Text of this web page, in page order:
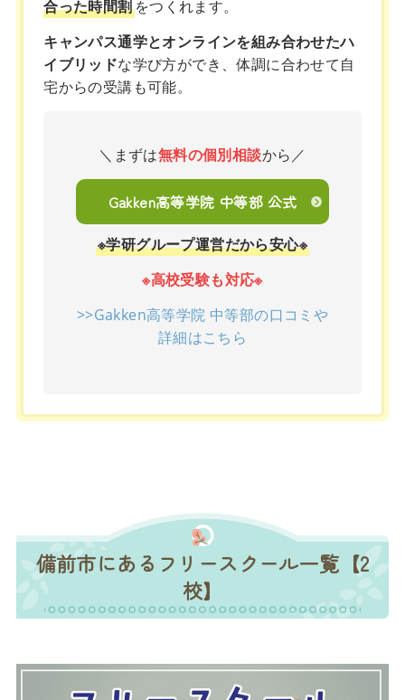
合った時間割をつくれます。
キャンパス通学とオンラインを組み合わせたハ
イブリッドな学び方ができ、体調に合わせて自
宅からの受講も可能。
＼まずは無料の個別相談から／
Gakken高等学院 中等部 公式
※学研グループ運営だから安心※
※高校受験も対応※
>>Gakken高等学院 中等部の口コミや
詳細はこちら
備前市にあるフリースクール一覧【2
校】